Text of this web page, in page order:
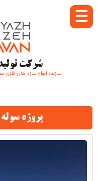
شرکت
سازنده انواع سازه های فلزی
☰
پروژه